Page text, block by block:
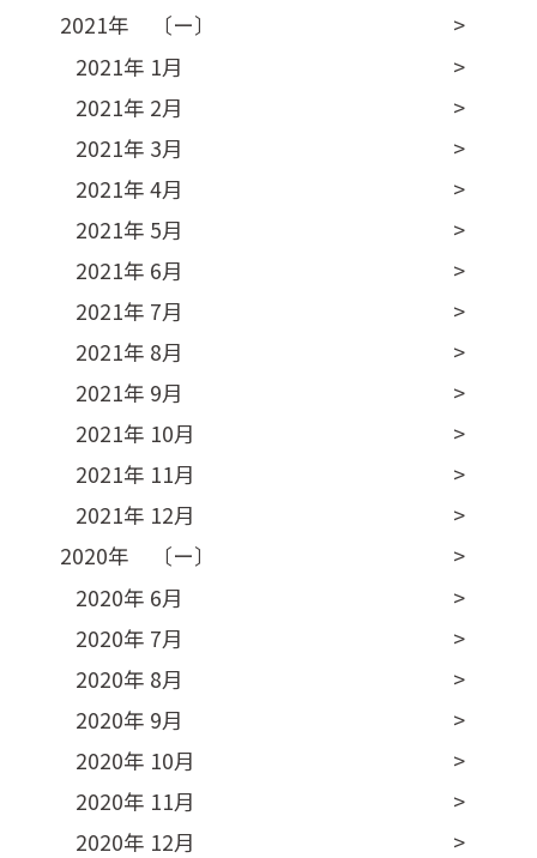
2021年 〔ー〕
2021年 1月
2021年 2月
2021年 3月
2021年 4月
2021年 5月
2021年 6月
2021年 7月
2021年 8月
2021年 9月
2021年 10月
2021年 11月
2021年 12月
2020年 〔ー〕
2020年 6月
2020年 7月
2020年 8月
2020年 9月
2020年 10月
2020年 11月
2020年 12月